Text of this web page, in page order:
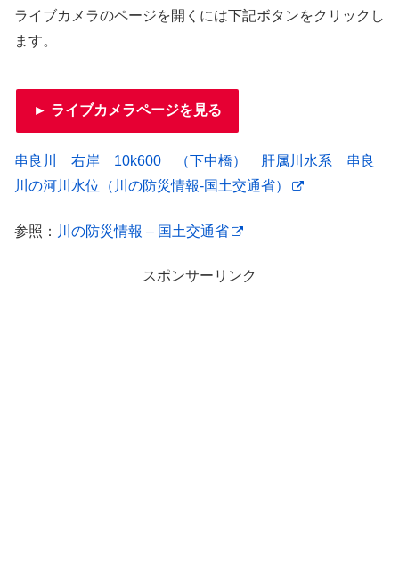
ライブカメラのページを開くには下記ボタンをクリックし
ます。
► ライブカメラページを見る
串良川 右岸 10k600 （下中橋） 肝属川水系 串良
川の河川水位（川の防災情報-国土交通省）
参照： 川の防災情報 – 国土交通省
スポンサーリンク